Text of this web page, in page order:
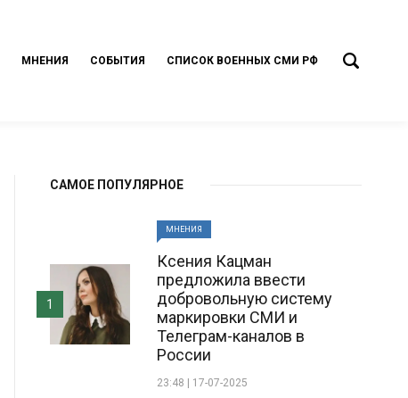
МНЕНИЯ СОБЫТИЯ СПИСОК ВОЕННЫХ СМИ РФ
САМОЕ ПОПУЛЯРНОЕ
МНЕНИЯ
Ксения Кацман
предложила ввести
добровольную систему
маркировки СМИ и
Телеграм-каналов в
России
23:48 | 17-07-2025
1